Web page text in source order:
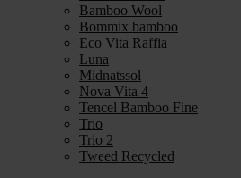
Bamboo Wool
Bommix bamboo
Eco Vita Raffia
Luna
Midnatssol
Nova Vita 4
Tencel Bamboo Fine
Trio
Trio 2
Tweed Recycled